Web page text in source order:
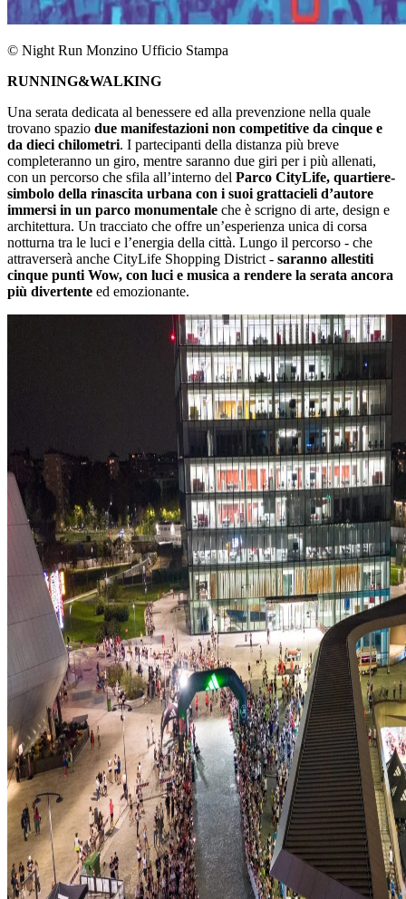
© Night Run Monzino Ufficio Stampa
RUNNING&WALKING
Una serata dedicata al benessere ed alla prevenzione nella quale
trovano spazio due manifestazioni non competitive da cinque e
da dieci chilometri. I partecipanti della distanza più breve
completeranno un giro, mentre saranno due giri per i più allenati,
con un percorso che sfila all’interno del Parco CityLife, quartiere-
simbolo della rinascita urbana con i suoi grattacieli d’autore
immersi in un parco monumentale che è scrigno di arte, design e
architettura. Un tracciato che offre un’esperienza unica di corsa
notturna tra le luci e l’energia della città. Lungo il percorso - che
attraverserà anche CityLife Shopping District - saranno allestiti
cinque punti Wow, con luci e musica a rendere la serata ancora
più divertente ed emozionante.